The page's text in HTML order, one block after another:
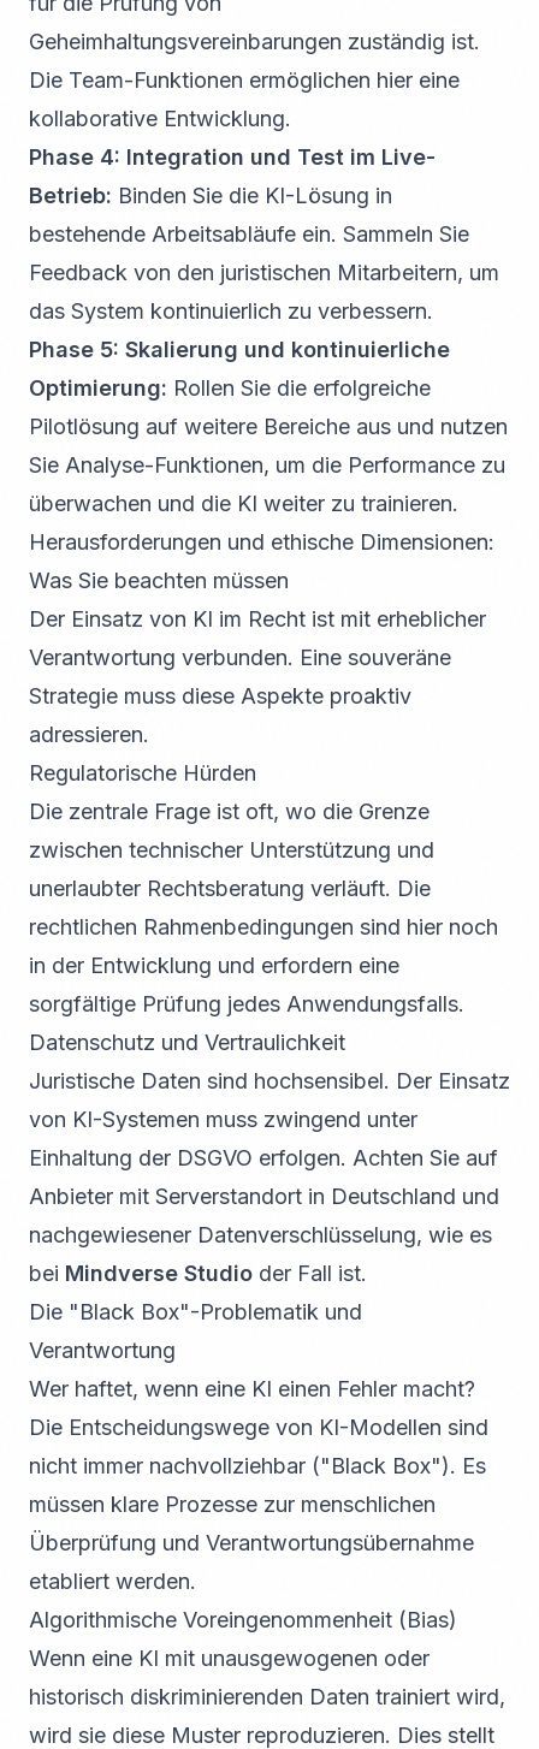
Geheimhaltungsvereinbarungen zuständig ist.
Die Team-Funktionen ermöglichen hier eine
kollaborative Entwicklung.
Phase 4: Integration und Test im Live-
Betrieb: Binden Sie die KI-Lösung in
bestehende Arbeitsabläufe ein. Sammeln Sie
Feedback von den juristischen Mitarbeitern, um
das System kontinuierlich zu verbessern.
Phase 5: Skalierung und kontinuierliche
Optimierung: Rollen Sie die erfolgreiche
Pilotlösung auf weitere Bereiche aus und nutzen
Sie Analyse-Funktionen, um die Performance zu
überwachen und die KI weiter zu trainieren.
Herausforderungen und ethische Dimensionen:
Was Sie beachten müssen
Der Einsatz von KI im Recht ist mit erheblicher
Verantwortung verbunden. Eine souveräne
Strategie muss diese Aspekte proaktiv
adressieren.
Regulatorische Hürden
Die zentrale Frage ist oft, wo die Grenze
zwischen technischer Unterstützung und
unerlaubter Rechtsberatung verläuft. Die
rechtlichen Rahmenbedingungen sind hier noch
in der Entwicklung und erfordern eine
sorgfältige Prüfung jedes Anwendungsfalls.
Datenschutz und Vertraulichkeit
Juristische Daten sind hochsensibel. Der Einsatz
von KI-Systemen muss zwingend unter
Einhaltung der DSGVO erfolgen. Achten Sie auf
Anbieter mit Serverstandort in Deutschland und
nachgewiesener Datenverschlüsselung, wie es
bei Mindverse Studio der Fall ist.
Die "Black Box"-Problematik und
Verantwortung
Wer haftet, wenn eine KI einen Fehler macht?
Die Entscheidungswege von KI-Modellen sind
nicht immer nachvollziehbar ("Black Box"). Es
müssen klare Prozesse zur menschlichen
Überprüfung und Verantwortungsübernahme
etabliert werden.
Algorithmische Voreingenommenheit (Bias)
Wenn eine KI mit unausgewogenen oder
historisch diskriminierenden Daten trainiert wird,
wird sie diese Muster reproduzieren. Dies stellt